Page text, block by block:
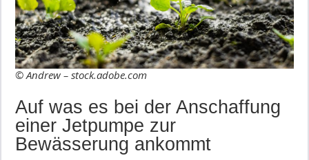
© Andrew – stock.adobe.com
Auf was es bei der Anschaffung
einer Jetpumpe zur
Bewässerung ankommt